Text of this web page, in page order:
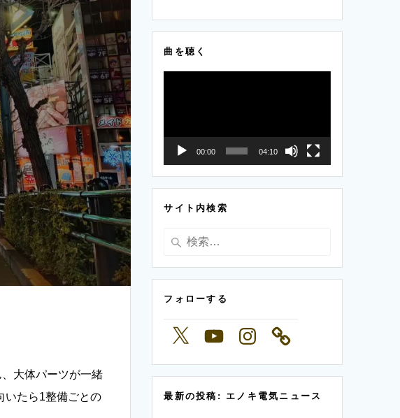
大体パーツが一緒
いたら1整備ごとの
曲を聴く
ー
00:00 04:10
サイト内検索
検
フォローする
X YouTubeInstagram
最新の投稿: エノキ電気ニュース